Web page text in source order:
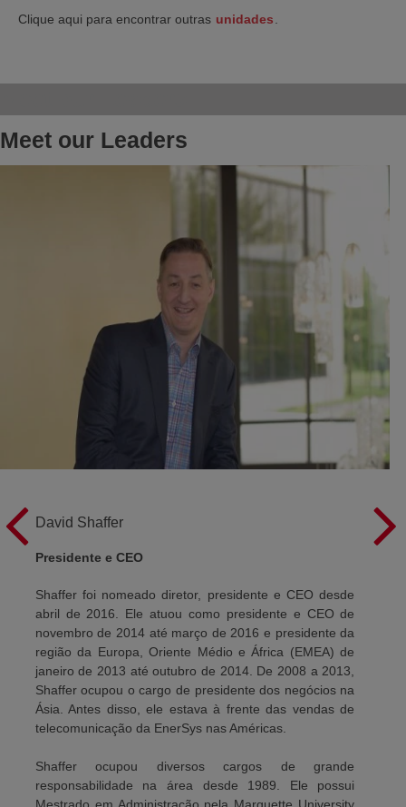
Clique aqui para encontrar outras unidades
Meet our Leaders
David Shaffer
Presidente e CEO
Shaffer foi nomeado diretor, presidente e CEO desde
abril de 2016. Ele atuou como presidente e CEO de
novembro de 2014 até março de 2016 e presidente da
região da Europa, Oriente Médio e África (EMEA) de
janeiro de 2013 até outubro de 2014. De 2008 a 2013,
Shaffer ocupou o cargo de presidente dos negócios na
Ásia. Antes disso, ele estava à frente das vendas de
telecomunicação da EnerSys nas Américas.
Shaffer ocupou diversos cargos de grande
responsabilidade na área desde 1989. Ele possui
Mestrado em Administração pela Marquette University